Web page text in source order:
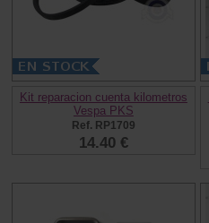
Kit reparacion cuenta kilometros
Vespa PKS
Ref. RP1709
14.40 €